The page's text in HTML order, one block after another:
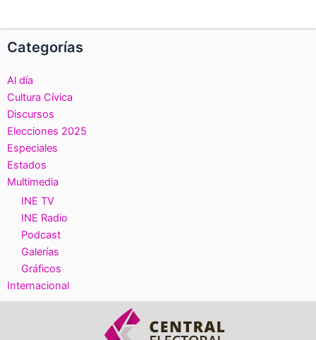
Categorías
Al día
Cultura Cívica
Discursos
Elecciones 2025
Especiales
Estados
Multimedia
INE TV
INE Radio
Podcast
Galerías
Gráficos
Internacional